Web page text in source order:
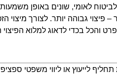
לביטוח לאומי, שונים באופן
פיצוי גבוהה יותר. לצורך מיצוי
והכל בכדי לדאוג למלוא
תחליף לייעוץ או ליווי משפטי